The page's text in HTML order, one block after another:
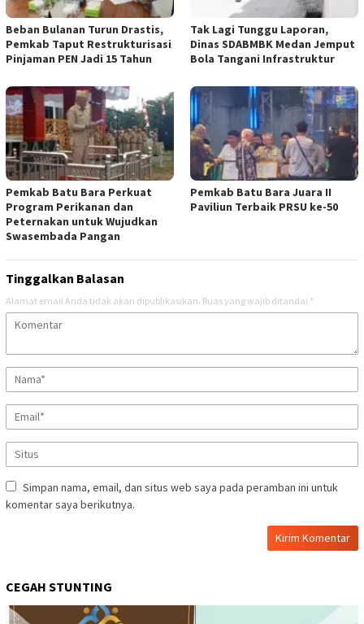
Beban Bulanan Turun Drastis,
Pemkab Taput Restrukturisasi
Pinjaman PEN Jadi 15 Tahun‎
Tak Lagi Tunggu Laporan,
Dinas SDABMBK Medan Jemput
Bola Tangani Infrastruktur
Pemkab Batu Bara Perkuat
Program Perikanan dan
Peternakan untuk Wujudkan
Swasembada Pangan
Pemkab Batu Bara Juara II
Paviliun Terbaik PRSU ke-50
Tinggalkan Balasan
Alamat email Anda tidak akan dipublikasikan. Ruas yang wajib ditandai *
Simpan nama, email, dan situs web saya pada peramban ini untuk
komentar saya berikutnya.
CEGAH STUNTING